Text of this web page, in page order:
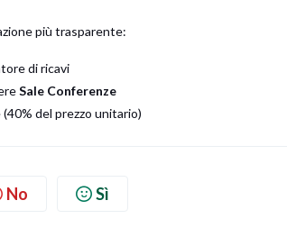
più trasparente:
di ricavi
Sale Conferenze
del prezzo unitario)
No Sì